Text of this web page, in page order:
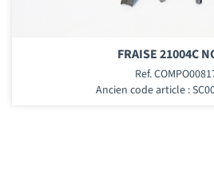
FRAISE 21004C
Ref.
Ancien code article :